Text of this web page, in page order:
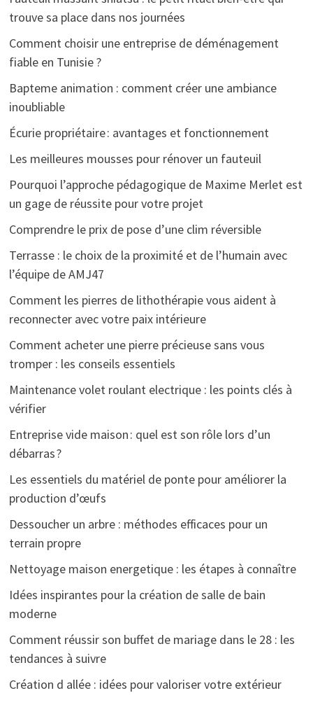
trouve sa place dans nos journées
Comment choisir une entreprise de déménagement
fiable en Tunisie ?
Bapteme animation : comment créer une ambiance
inoubliable
Écurie propriétaire : avantages et fonctionnement
Les meilleures mousses pour rénover un fauteuil
Pourquoi l’approche pédagogique de Maxime Merlet est
un gage de réussite pour votre projet
Comprendre le prix de pose d’une clim réversible
Terrasse : le choix de la proximité et de l’humain avec
l’équipe de AMJ47
Comment les pierres de lithothérapie vous aident à
reconnecter avec votre paix intérieure
Comment acheter une pierre précieuse sans vous
tromper : les conseils essentiels
Maintenance volet roulant electrique : les points clés à
vérifier
Entreprise vide maison : quel est son rôle lors d’un
débarras ?
Les essentiels du matériel de ponte pour améliorer la
production d’œufs
Dessoucher un arbre : méthodes efficaces pour un
terrain propre
Nettoyage maison energetique : les étapes à connaître
Idées inspirantes pour la création de salle de bain
moderne
Comment réussir son buffet de mariage dans le 28 : les
tendances à suivre
Création d allée : idées pour valoriser votre extérieur